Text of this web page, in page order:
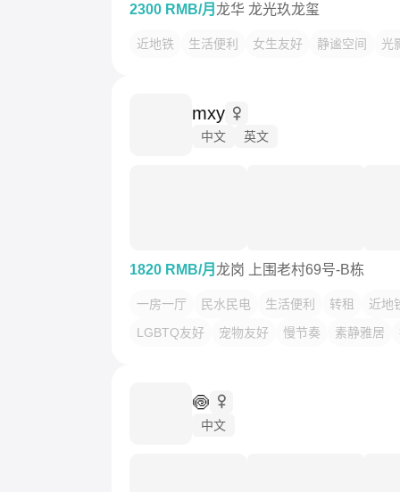
2300 RMB/月 龙华 龙光玖龙玺
近地铁 生活便利 女生友好 静谧空间 光
mxy
中文 英文
1820 RMB/月 龙岗 上围老村69号-B栋
一房一厅 民水民电 生活便利 转租
近地
LGBTQ友好
宠物友好 慢节奏 素静雅居
🍥
中文